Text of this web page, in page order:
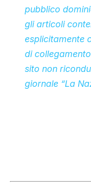
pubblico
gli articoli
esplicitamente
di
sito non
giornale “La